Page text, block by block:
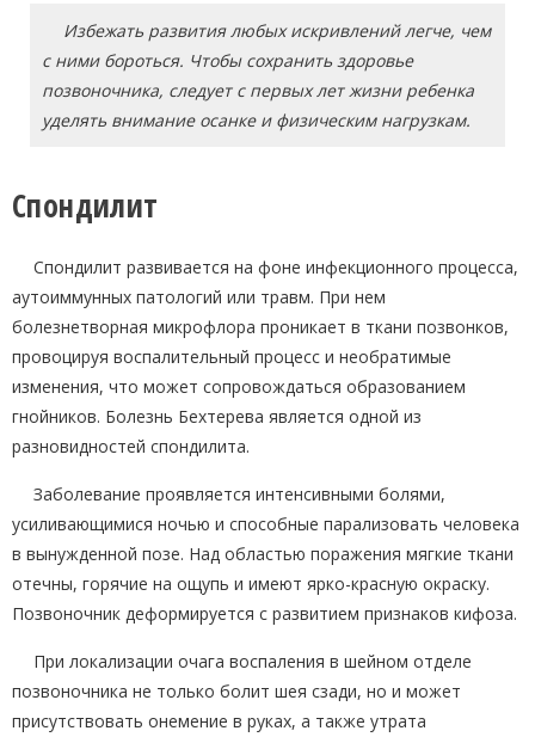
Избежать развития любых искривлений легче, чем
с ними бороться. Чтобы сохранить здоровье
позвоночника, следует с первых лет жизни ребенка
уделять внимание осанке и физическим нагрузкам.
Спондилит
Спондилит развивается на фоне инфекционного процесса,
аутоиммунных патологий или травм. При нем
болезнетворная микрофлора проникает в ткани позвонков,
провоцируя воспалительный процесс и необратимые
изменения, что может сопровождаться образованием
гнойников. Болезнь Бехтерева является одной из
разновидностей спондилита.
Заболевание проявляется интенсивными болями,
усиливающимися ночью и способные парализовать человека
в вынужденной позе. Над областью поражения мягкие ткани
отечны, горячие на ощупь и имеют ярко-красную окраску.
Позвоночник деформируется с развитием признаков кифоза.
При локализации очага воспаления в шейном отделе
позвоночника не только болит шея сзади, но и может
присутствовать онемение в руках, а также утрата